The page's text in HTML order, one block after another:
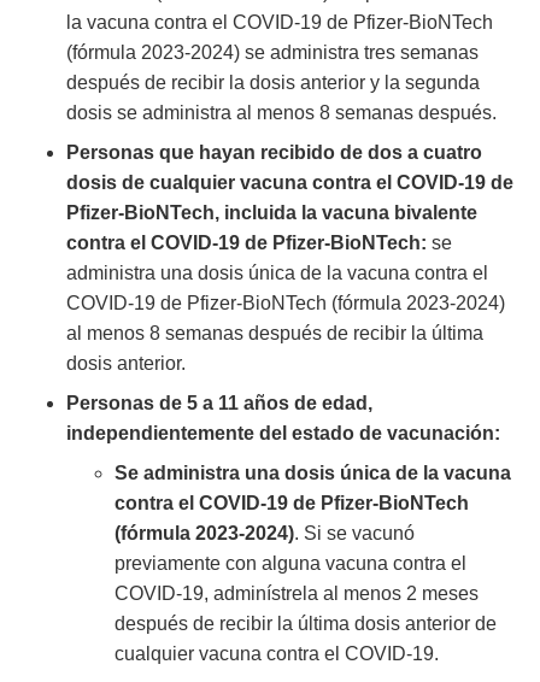
la vacuna contra el COVID-19 de Pfizer-BioNTech
(fórmula 2023-2024) se administra tres semanas
después de recibir la dosis anterior y la segunda
dosis se administra al menos 8 semanas después.
Personas que hayan recibido de dos a cuatro
dosis de cualquier vacuna contra el COVID-19 de
Pfizer-BioNTech, incluida la vacuna bivalente
contra el COVID-19 de Pfizer-BioNTech: se
administra una dosis única de la vacuna contra el
COVID-19 de Pfizer-BioNTech (fórmula 2023-2024)
al menos 8 semanas después de recibir la última
dosis anterior.
Personas de 5 a 11 años de edad,
independientemente del estado de vacunación:
Se administra una dosis única de la vacuna
contra el COVID-19 de Pfizer-BioNTech
(fórmula 2023-2024). Si se vacunó
previamente con alguna vacuna contra el
COVID-19, adminístrela al menos 2 meses
después de recibir la última dosis anterior de
cualquier vacuna contra el COVID-19.